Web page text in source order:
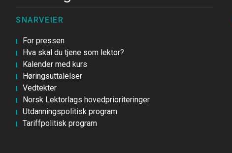
SNARVEIER
For pressen
Hva skal du tjene som lektor?
Kalender med kurs
Høringsuttalelser
Vedtekter
Norsk Lektorlags hovedprioriteringer
Utdanningspolitisk program
Tariffpolitisk program